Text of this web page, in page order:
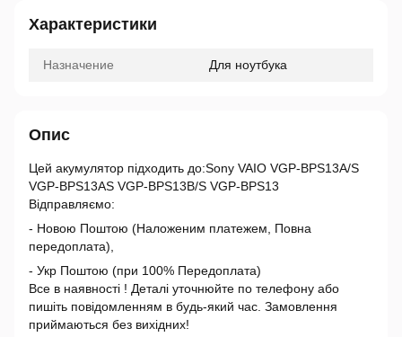
Характеристики
Назначение Для ноутбука
Опис
Цей акумулятор підходить до:Sony VAIO VGP-BPS13A/S
VGP-BPS13AS VGP-BPS13B/S VGP-BPS13
Відправляємо:
- Новою Поштою (Наложеним платежем, Повна
передоплата),
- Укр Поштою (при 100% Передоплата)
Все в наявності ! Деталі уточнюйте по телефону або
пишіть повідомленням в будь-який час. Замовлення
приймаються без вихідних!